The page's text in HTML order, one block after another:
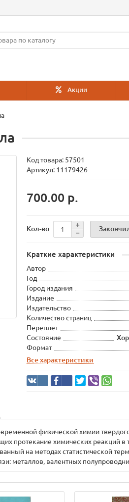
Акции
Код товара: 57501
Артикул: 11179426
700.00 р.
Кол-во
Краткие характеристики
Автор
Год
Город издания
Издание
Издательство
Количество страниц
Переплет
Состояние
Формат
Все характеристики
физической химии
протекание химических реакций
на методах статистической
металлов, валентных